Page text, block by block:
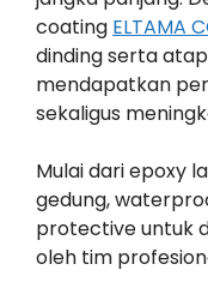
coating ELTAMA
dinding serta
mendapatkan
sekaligus
Mulai dari epoxy
gedung,
protective untuk
oleh tim